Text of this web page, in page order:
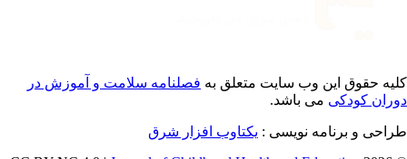
حقوق این وب سایت متعلق بهفصلنامه سلامت و آموزش در
کودکیمی باشد.
و برنامه نویسی : یکتاوب افزار شرق